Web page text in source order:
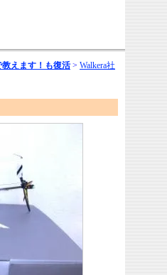
えます！も復活 > Walkera社